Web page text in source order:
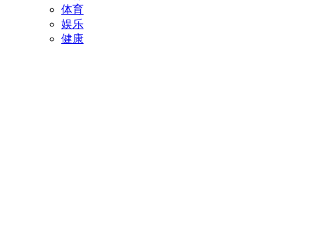
体育
娱乐
健康